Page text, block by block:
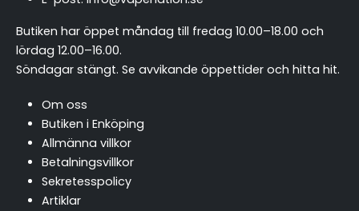
Butiken har öppet måndag till fredag 10.00–18.00 och
lördag 12.00–16.00.
Söndagar stängt. Se avvikande öppettider och hitta hit.
Om oss
Butiken i Enköping
Allmänna villkor
Betalningsvillkor
Sekretesspolicy
Artiklar